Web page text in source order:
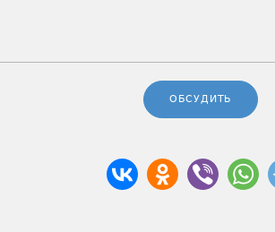
ОБСУДИТЬ